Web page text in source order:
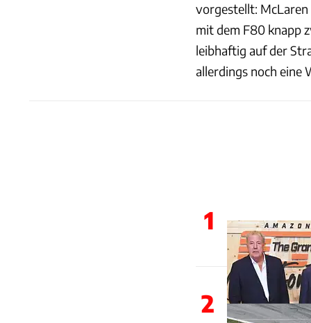
vorgestellt:
mit dem F80 knapp
leibhaftig auf der
allerdings noch eine
1
2